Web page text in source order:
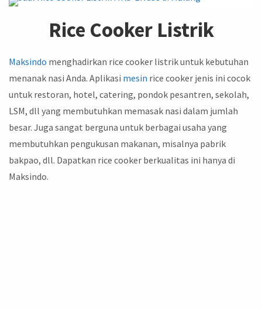
Rice Cooker Listrik
Maksindo menghadirkan rice cooker listrik untuk kebutuhan
menanak nasi Anda. Aplikasi mesin rice cooker jenis ini cocok
untuk restoran, hotel, catering, pondok pesantren, sekolah,
LSM, dll yang membutuhkan memasak nasi dalam jumlah
besar. Juga sangat berguna untuk berbagai usaha yang
membutuhkan pengukusan makanan, misalnya pabrik
bakpao, dll. Dapatkan rice cooker berkualitas ini hanya di
Maksindo.